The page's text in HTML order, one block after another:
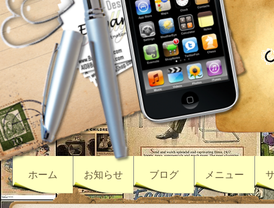
ホーム お知らせ ブログ メニュー